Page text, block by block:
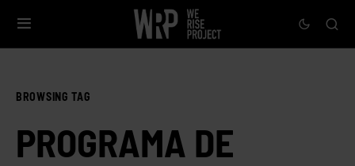
BROWSING TAG
PROGRAMA DE